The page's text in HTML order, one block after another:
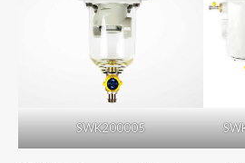
SWK200005